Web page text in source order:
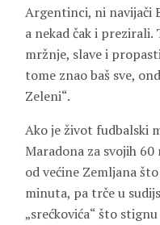
Argentinci, ni navijači
a nekad čak i
mržnje, slave i
tome znao baš sve,
Zeleni“.
Ako je život fudbalski
Maradona za svojih
od većine Zemljana
minuta, pa trče u
„srećkovića“ što